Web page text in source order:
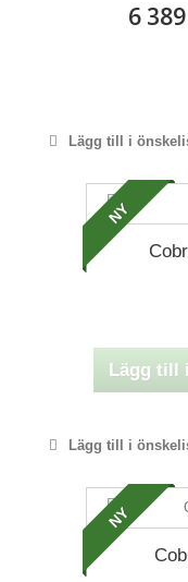
6
Lägg till i
NY
Lägg till
Lägg till i
NY